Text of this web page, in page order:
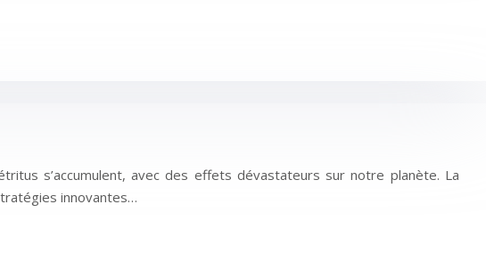
s’accumulent, avec des effets dévastateurs sur notre planète. La
innovantes…